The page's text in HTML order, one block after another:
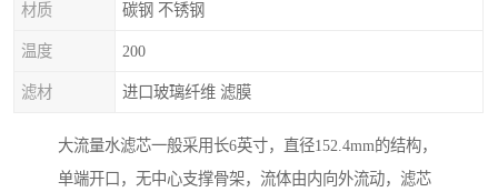
材质 碳钢 不锈钢
温度 200
滤材 进口玻璃纤维 滤膜
大流量水滤芯一般采用长6英寸，直径152.4mm的结构，
单端开口，无中心支撑骨架，流体由内向外流动，滤芯